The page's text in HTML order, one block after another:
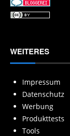
WEITERES
Impressum
Datenschutz
Werbung
Produkttests
Tools